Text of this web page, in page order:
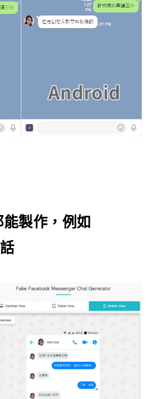
製作，例如